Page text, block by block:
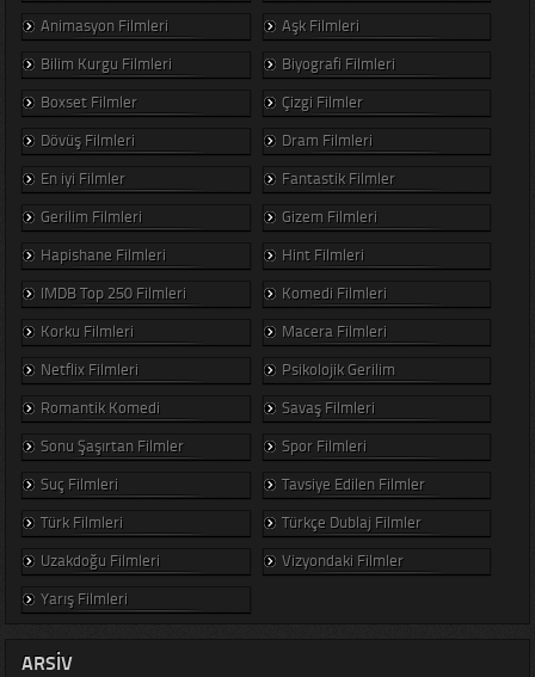
Animasyon Filmleri
Aşk Filmleri
Bilim Kurgu Filmleri
Biyografi Filmleri
Boxset Filmler
Çizgi Filmler
Dövüş Filmleri
Dram Filmleri
En iyi Filmler
Fantastik Filmler
Gerilim Filmleri
Gizem Filmleri
Hapishane Filmleri
Hint Filmleri
IMDB Top 250 Filmleri
Komedi Filmleri
Korku Filmleri
Macera Filmleri
Netflix Filmleri
Psikolojik Gerilim
Romantik Komedi
Savaş Filmleri
Sonu Şaşırtan Filmler
Spor Filmleri
Suç Filmleri
Tavsiye Edilen Filmler
Türk Filmleri
Türkçe Dublaj Filmler
Uzakdoğu Filmleri
Vizyondaki Filmler
Yarış Filmleri
ARSIV